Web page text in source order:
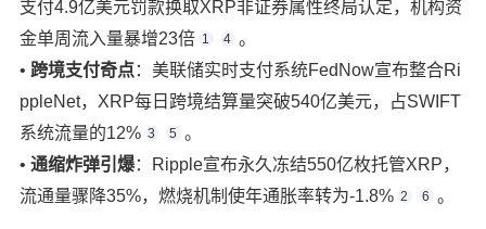
支付4.9亿美元罚款换取XRP非证券属性终局认定，机构资
金单周流入量暴增23倍 1 4 。
• ‌ 跨境支付奇点‌：美联储实时支付系统FedNow宣布整合Ri
ppleNet，XRP每日跨境结算量突破540亿美元，占SWIFT
系统流量的12% 3 5 。
• ‌ 通缩炸弹引爆‌：Ripple宣布永久冻结550亿枚托管XRP，
流通量骤降35%，燃烧机制使年通胀率转为-1.8% 2 6 。